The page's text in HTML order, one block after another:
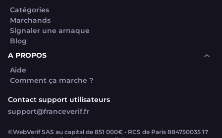
Catégories
Marchands
Signaler une arnaque
Blog
A PROPOS
Aide
Comment ça marche ?
Contact support utilisateurs
support@franceverif.fr
©WebVerif SAS au capital de 851 000€ • RCS de Paris 884750035 17